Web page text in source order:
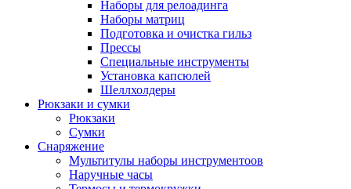
Наборы для релоадинга
Наборы матриц
Подготовка и очистка гильз
Прессы
Специальные инструменты
Установка капсюлей
Шеллхолдеры
Рюкзаки и сумки
Рюкзаки
Сумки
Снаряжение
Мультитулы наборы инструментоов
Наручные часы